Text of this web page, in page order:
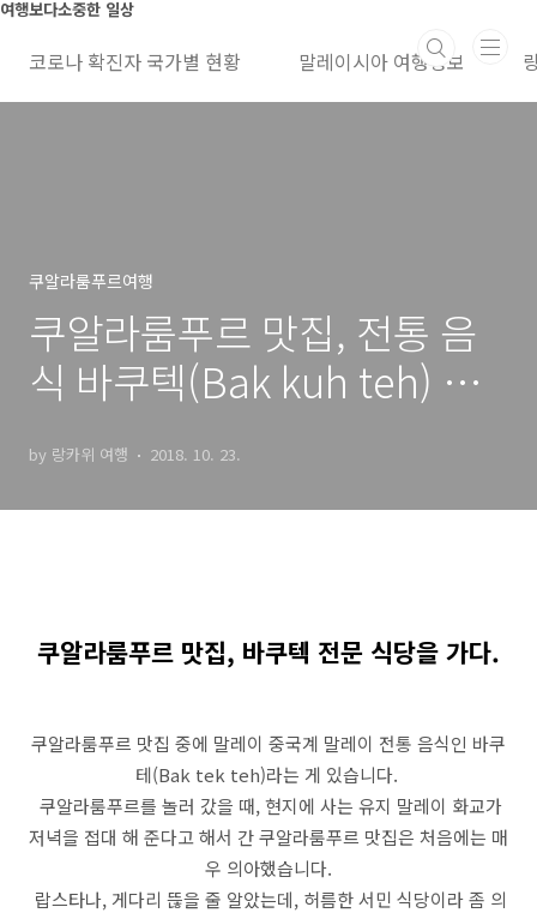
본문 바로가기
여행보다소중한 일상
코로나 확진자 국가별 현황 말레이시아 여행정보
쿠알라룸푸르여행
쿠알라룸푸르 맛집, 전통 음
식 바쿠텍(Bak kuh teh) 와
by 랑카위 여행 2018. 10. 23.
쿠알라룸푸르 맛집, 바쿠텍 전문 식당을 가다.
쿠알라룸푸르 맛집 중에 말레이 중국계 말레이 전통 음식인 바쿠
테(Bak tek teh)라는 게 있습니다.
쿠알라룸푸르를 놀러 갔을 때, 현지에 사는 유지 말레이 화교가
저녁을 접대 해 준다고 해서 간 쿠알라룸푸르 맛집은 처음에는 매
우 의아했습니다.
랍스타나, 게다리 뜮을 줄 알았는데, 허름한 서민 식당이라 좀 의